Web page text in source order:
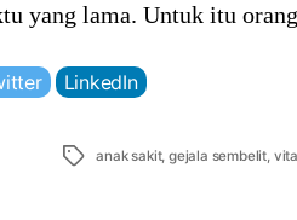
yang lama. Untuk itu
LinkedIn
Tags anak sakit,gejala sembelit